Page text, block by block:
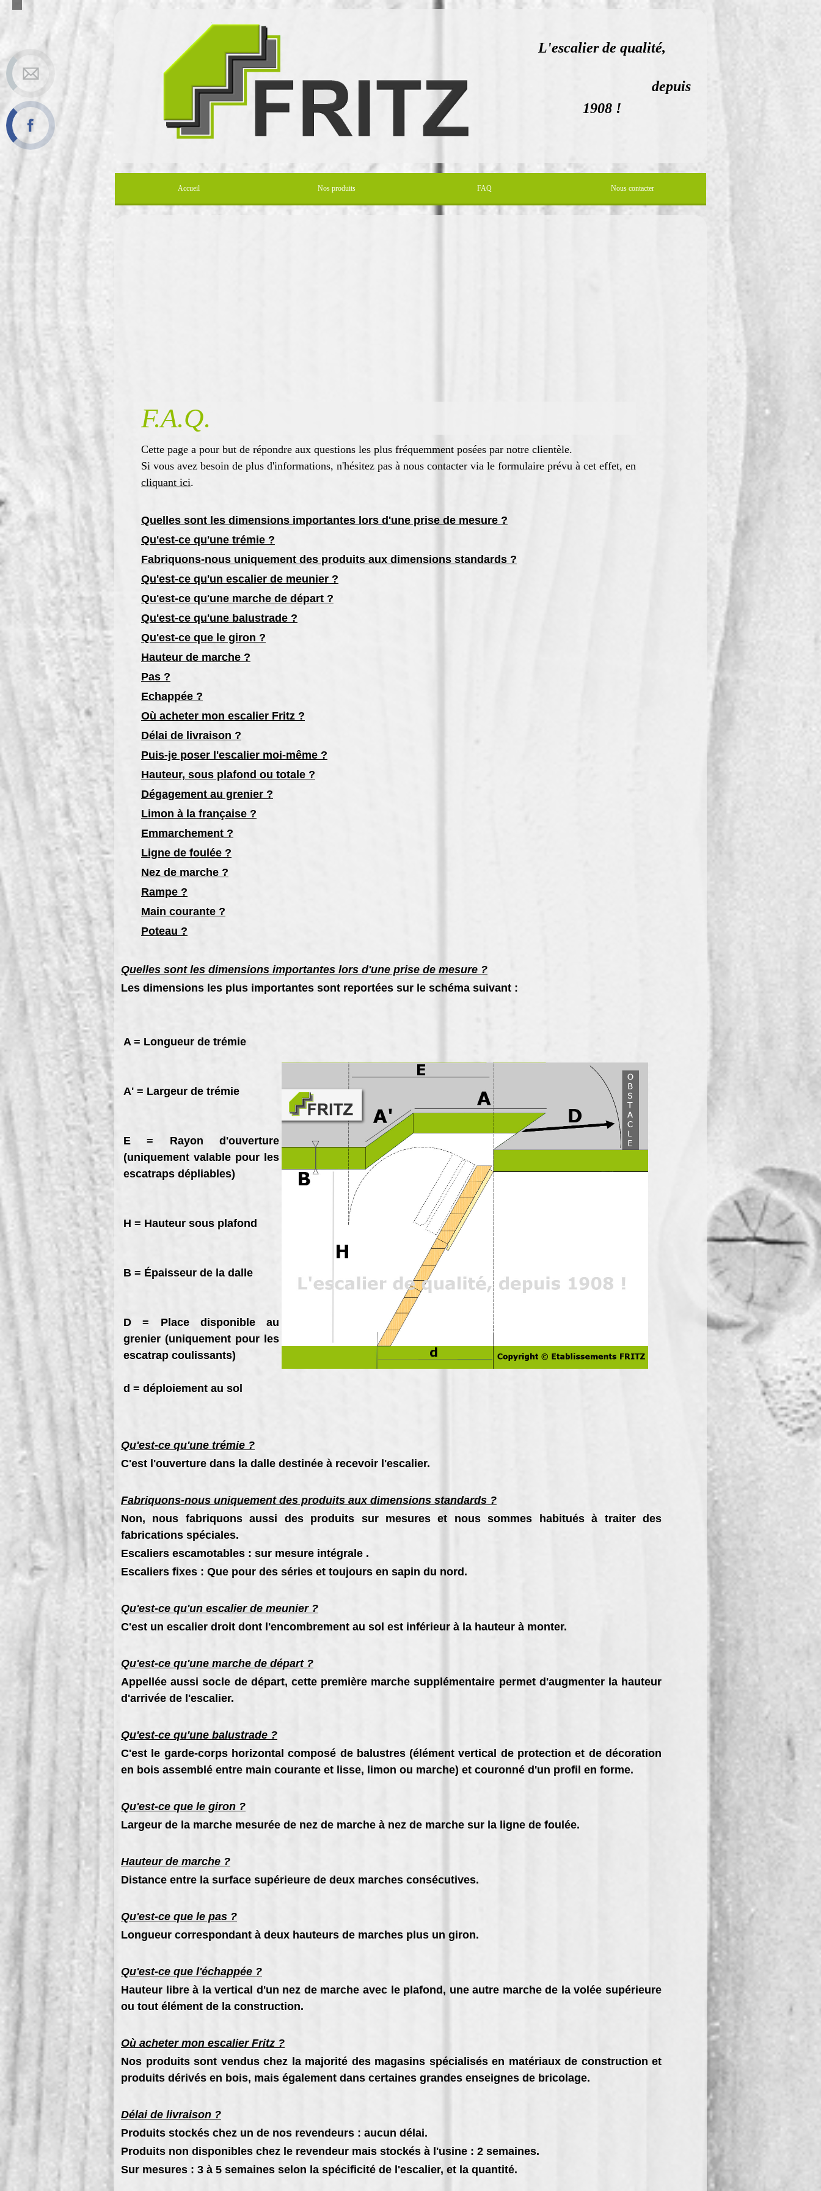
L'escalier de qualité,
depuis
1908 !
Accueil Nos produits FAQ Nous contacter
F.A.Q.
Cette page a pour but de répondre aux questions les plus fréquemment posées par notre clientèle.
Si vous avez besoin de plus d'informations, n'hésitez pas à nous contacter via le formulaire prévu à cet effet, en
cliquant ici.
Quelles sont les dimensions importantes lors d'une prise de mesure ?
Qu'est-ce qu'une trémie ?
Fabriquons-nous uniquement des produits aux dimensions standards ?
Qu'est-ce qu'un escalier de meunier ?
Qu'est-ce qu'une marche de départ ?
Qu'est-ce qu'une balustrade ?
Qu'est-ce que le giron ?
Hauteur de marche ?
Pas ?
Echappée ?
Où acheter mon escalier Fritz ?
Délai de livraison ?
Puis-je poser l'escalier moi-même ?
Hauteur, sous plafond ou totale ?
Dégagement au grenier ?
Limon à la française ?
Emmarchement ?
Ligne de foulée ?
Nez de marche ?
Rampe ?
Main courante ?
Poteau ?
Quelles sont les dimensions importantes lors d'une prise de mesure ?
Les dimensions les plus importantes sont reportées sur le schéma suivant :
A = Longueur de trémie
A' = Largeur de trémie
E = Rayon d'ouverture
(uniquement valable pour les
escatraps dépliables)
H = Hauteur sous plafond
B = Épaisseur de la dalle
D = Place disponible au
grenier (uniquement pour les
escatrap coulissants)
d = déploiement au sol
Qu'est-ce qu'une trémie ?
C'est l'ouverture dans la dalle destinée à recevoir l'escalier.
Fabriquons-nous uniquement des produits aux dimensions standards ?
Non, nous fabriquons aussi des produits sur mesures et nous sommes habitués à traiter des
fabrications spéciales.
Escaliers escamotables : sur mesure intégrale .
Escaliers fixes : Que pour des séries et toujours en sapin du nord.
Qu'est-ce qu'un escalier de meunier ?
C'est un escalier droit dont l'encombrement au sol est inférieur à la hauteur à monter.
Qu'est-ce qu'une marche de départ ?
Appellée aussi socle de départ, cette première marche supplémentaire permet d'augmenter la hauteur
d'arrivée de l'escalier.
Qu'est-ce qu'une balustrade ?
C'est le garde-corps horizontal composé de balustres (élément vertical de protection et de décoration
en bois assemblé entre main courante et lisse, limon ou marche) et couronné d'un profil en forme.
Qu'est-ce que le giron ?
Largeur de la marche mesurée de nez de marche à nez de marche sur la ligne de foulée.
Hauteur de marche ?
Distance entre la surface supérieure de deux marches consécutives.
Qu'est-ce que le pas ?
Longueur correspondant à deux hauteurs de marches plus un giron.
Qu'est-ce que l'échappée ?
Hauteur libre à la vertical d'un nez de marche avec le plafond, une autre marche de la volée supérieure
ou tout élément de la construction.
Où acheter mon escalier Fritz ?
Nos produits sont vendus chez la majorité des magasins spécialisés en matériaux de construction et
produits dérivés en bois, mais également dans certaines grandes enseignes de bricolage.
Délai de livraison ?
Produits stockés chez un de nos revendeurs : aucun délai.
Produits non disponibles chez le revendeur mais stockés à l'usine : 2 semaines.
Sur mesures : 3 à 5 semaines selon la spécificité de l'escalier, et la quantité.